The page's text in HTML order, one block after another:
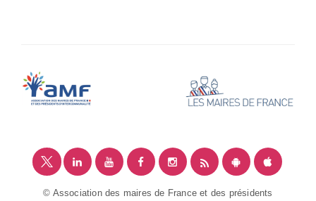
© Association des maires de France et des présidents